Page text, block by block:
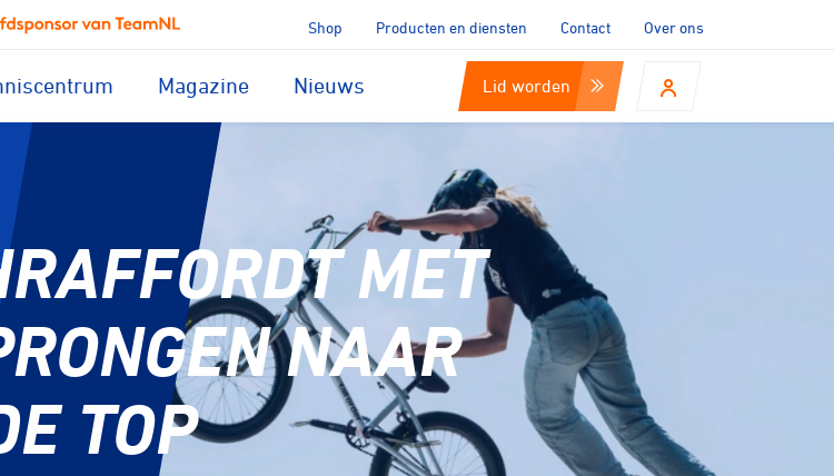
Shop Producten en diensten Contact Over ons
Magazine Nieuws Lid worden
MET
NAAR
TOP